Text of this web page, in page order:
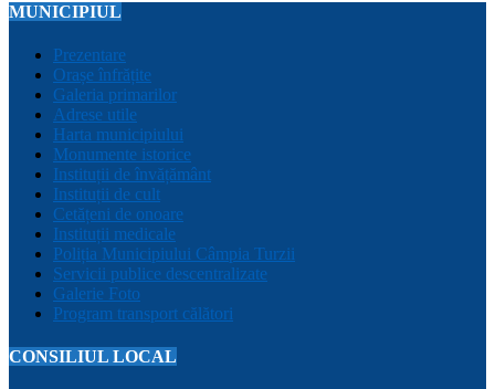
MUNICIPIUL
Prezentare
Orașe înfrățite
Galeria primarilor
Adrese utile
Harta municipiului
Monumente istorice
Instituții de învățământ
Instituții de cult
Cetățeni de onoare
Instituții medicale
Poliția Municipiului Câmpia Turzii
Servicii publice descentralizate
Galerie Foto
Program transport călători
CONSILIUL LOCAL